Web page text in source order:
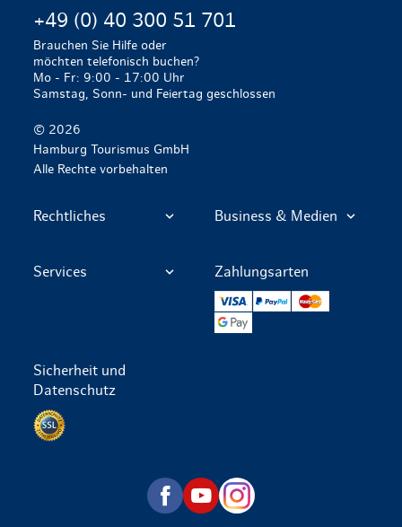
+49 (0) 40 300 51 701
Brauchen Sie Hilfe oder
möchten telefonisch buchen?
Mo - Fr: 9:00 - 17:00 Uhr
Samstag, Sonn- und Feiertag geschlossen
© 2026
Hamburg Tourismus GmbH
Alle Rechte vorbehalten
Rechtliches Business & Medien
Services Zahlungsarten
VISA PayPal
Sicherheit und
Datenschutz